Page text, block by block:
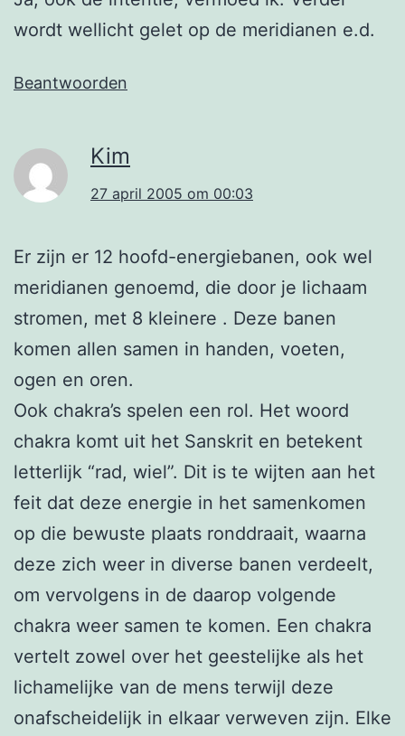
wordt wellicht gelet op de meridianen e.d.
Beantwoorden
Kim
27 april 2005 om 00:03
Er zijn er 12 hoofd-energiebanen, ook wel
meridianen genoemd, die door je lichaam
stromen, met 8 kleinere . Deze banen
komen allen samen in handen, voeten,
ogen en oren.
Ook chakra’s spelen een rol. Het woord
chakra komt uit het Sanskrit en betekent
letterlijk “rad, wiel”. Dit is te wijten aan het
feit dat deze energie in het samenkomen
op die bewuste plaats ronddraait, waarna
deze zich weer in diverse banen verdeelt,
om vervolgens in de daarop volgende
chakra weer samen te komen. Een chakra
vertelt zowel over het geestelijke als het
lichamelijke van de mens terwijl deze
onafscheidelijk in elkaar verweven zijn. Elke